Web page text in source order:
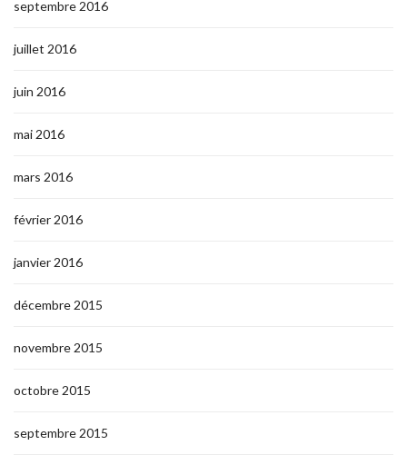
septembre 2016
juillet 2016
juin 2016
mai 2016
mars 2016
février 2016
janvier 2016
décembre 2015
novembre 2015
octobre 2015
septembre 2015